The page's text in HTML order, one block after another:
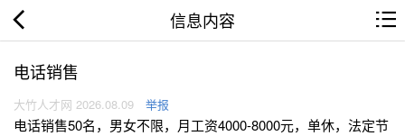
信息内容
电话销售
大竹人才网 2026.08.09 举报
电话销售50名，男女不限，月工资4000-8000元，单休，法定节